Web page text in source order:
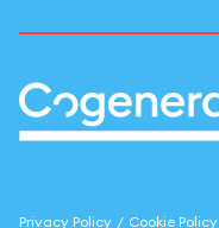
Privacy Policy / Cookie Policy